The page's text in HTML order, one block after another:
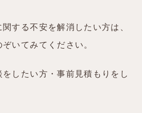
する不安を解消したい方は、
いてみてください。
したい方・事前見積もりをし